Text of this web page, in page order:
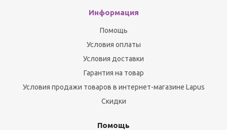
Информация
Помощь
Условия оплаты
Условия доставки
Гарантия на товар
Условия продажи товаров в интернет-магазине Lapus
Скидки
Помощь